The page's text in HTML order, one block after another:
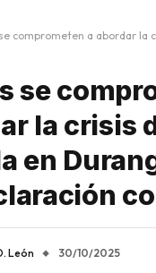
a abordar la crisis de la vivienda en
se
la crisis
en
León 30/10/2025